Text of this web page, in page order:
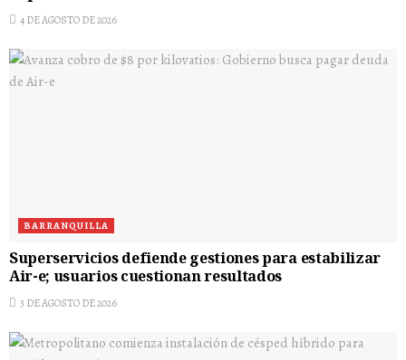
4 DE AGOSTO DE 2026
BARRANQUILLA
Superservicios defiende gestiones para estabilizar
Air-e; usuarios cuestionan resultados
3 DE AGOSTO DE 2026